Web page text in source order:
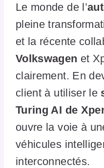
Le monde de l’
pleine
et la récente
Volkswagen et
clairement. En
client à utiliser le
Turing AI de
ouvre la voie à
véhicules
interconnectés.